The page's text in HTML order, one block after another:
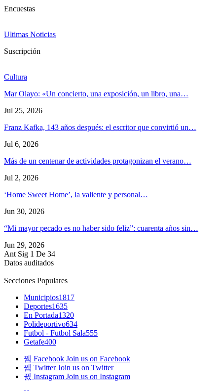
Encuestas
Ultimas Noticias
Suscripción
Cultura
Mar Olayo: «Un concierto, una exposición, un libro, una…
Jul 25, 2026
Franz Kafka, 143 años después: el escritor que convirtió un…
Jul 6, 2026
Más de un centenar de actividades protagonizan el verano…
Jul 2, 2026
‘Home Sweet Home’, la valiente y personal…
Jun 30, 2026
“Mi mayor pecado es no haber sido feliz”: cuarenta años sin…
Jun 29, 2026
Ant Sig 1 De 34
Datos auditados
Secciones Populares
Municipios1817
Deportes1635
En Portada1320
Polideportivo634
Futbol - Futbol Sala555
Getafe400
Facebook Join us on Facebook
Twitter Join us on Twitter
Instagram Join us on Instagram